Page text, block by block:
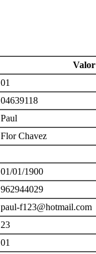
Valor
01
04639118
Paul
Flor Chavez
01/01/1900
962944029
paul-f123@hotmail.com
23
01